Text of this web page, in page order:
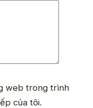
web trong trình
của tôi.